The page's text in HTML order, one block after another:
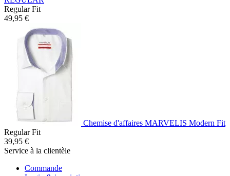
Regular Fit
49,95 €
Chemise d'affaires MARVELIS Modern Fit
Regular Fit
39,95 €
Service à la clientèle
Commande